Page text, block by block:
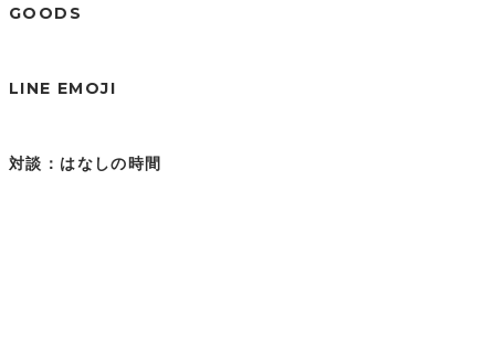
GOODS
LINE EMOJI
対談：はなしの時間